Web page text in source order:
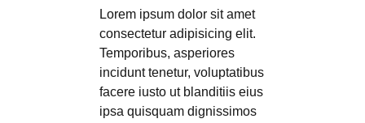
Lorem ipsum dolor sit amet
consectetur adipisicing elit.
Temporibus, asperiores
incidunt tenetur, voluptatibus
facere iusto ut blanditiis eius
ipsa quisquam dignissimos